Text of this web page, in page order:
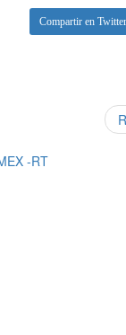
Compartir en Twitter
-RT